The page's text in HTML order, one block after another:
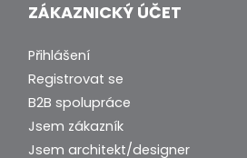
ZÁKAZNICKÝ ÚČET
Přihlášení
Registrovat se
B2B spolupráce
Jsem zákazník
Jsem architekt/designer